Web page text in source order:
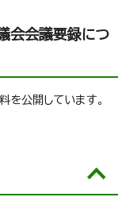
会会議要録につ
を公開しています。